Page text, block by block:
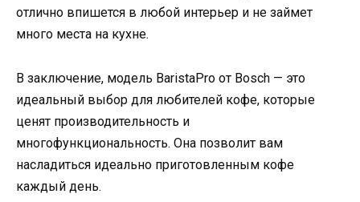
отлично впишется в любой интерьер и не займет
много места на кухне.
В заключение, модель BaristaPro от Bosch — это
идеальный выбор для любителей кофе, которые
ценят производительность и
многофункциональность. Она позволит вам
насладиться идеально приготовленным кофе
каждый день.